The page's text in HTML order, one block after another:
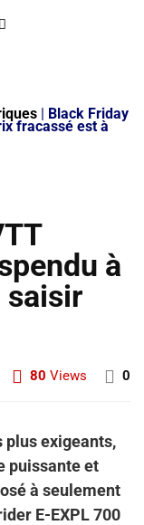
| Black Friday
fracassé est à
à
saisir
80 Views 0
plus exigeants,
puissante et
à seulement
E-EXPL 700